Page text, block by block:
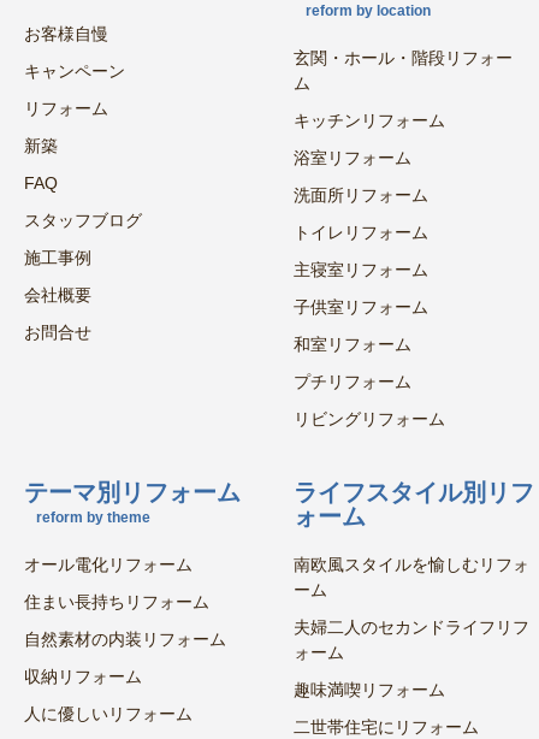
お客様自慢
キャンペーン
リフォーム
新築
FAQ
スタッフブログ
施工事例
会社概要
お問合せ
reform by location
玄関・ホール・階段リフォー
ム
キッチンリフォーム
浴室リフォーム
洗面所リフォーム
トイレリフォーム
主寝室リフォーム
子供室リフォーム
和室リフォーム
プチリフォーム
リビングリフォーム
テーマ別リフォーム
reform by theme
オール電化リフォーム
住まい長持ちリフォーム
自然素材の内装リフォーム
収納リフォーム
人に優しいリフォーム
ライフスタイル別リフ
ォーム
南欧風スタイルを愉しむリフォ
ーム
夫婦二人のセカンドライフリフ
ォーム
趣味満喫リフォーム
二世帯住宅にリフォーム